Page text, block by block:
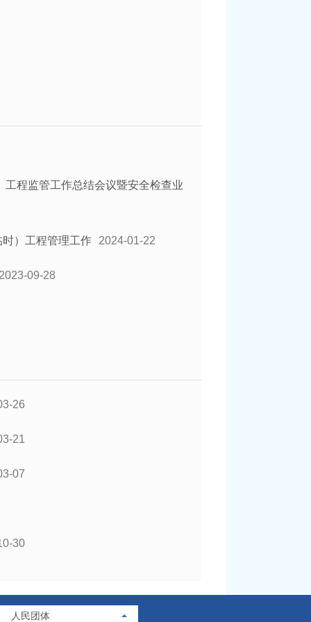
程监管工作总结会议暨安全检查业
）工程管理工作 2024-01-22
09-28
26
21
07
30
人民团体